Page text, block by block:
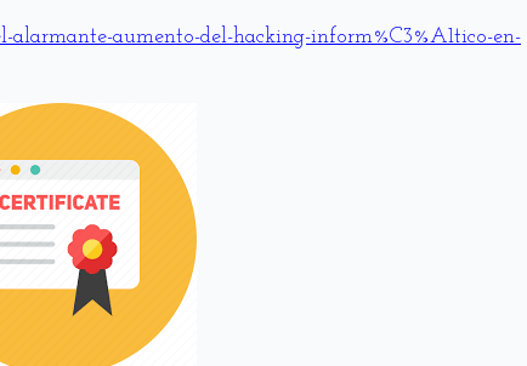
aumento-del-hacking-inform%C3%A1tico-en-